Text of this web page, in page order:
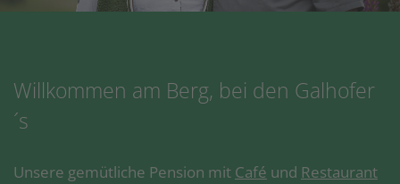
Willkommen am Berg, bei den Galhofer
´s
Unsere gemütliche Pension mit Café und Restaurant